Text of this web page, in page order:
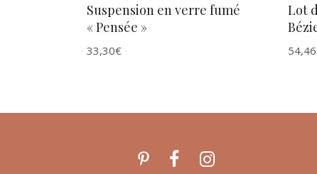
Suspension en verre fumé
« Pensée »
33,30€
Lot
54,46